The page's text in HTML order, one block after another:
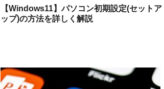
【Windows11】パソコン初期設定(セットア
ップ)の方法を詳しく解説